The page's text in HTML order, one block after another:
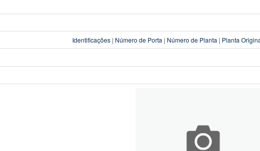
Identificações | Número de Porta | Número de Planta | Planta